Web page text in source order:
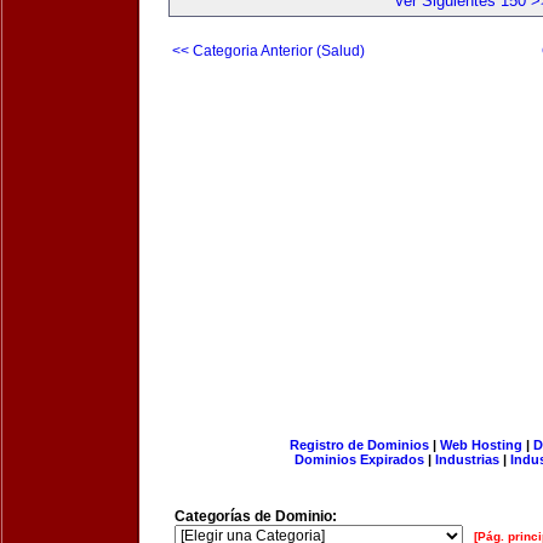
<< Categoria Anterior (Salud)
Registro de Dominios| Web Hosting |
Dominios Expirados | Industrias |
Categorías de Dominio:
[Pág.